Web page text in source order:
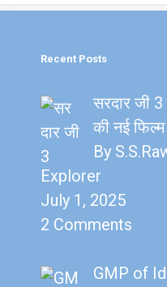
o
p
Recent Posts
सरदार जी 3
की नई फिल्म
By
Explorer
July 1, 2025
2 Comments
GMP of